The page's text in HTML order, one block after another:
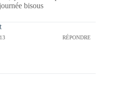
bisous
RÉPONDRE